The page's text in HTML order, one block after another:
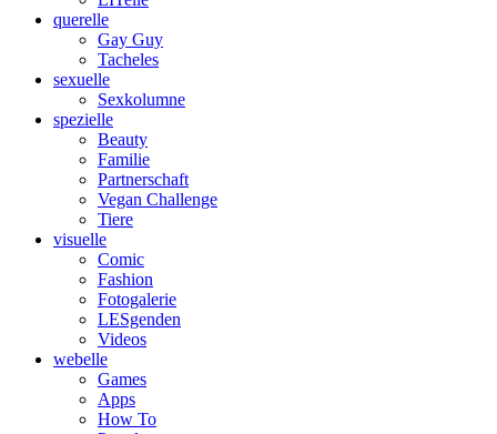
querelle
Gay Guy
Tacheles
sexuelle
Sexkolumne
spezielle
Beauty
Familie
Partnerschaft
Vegan Challenge
Tiere
visuelle
Comic
Fashion
Fotogalerie
LESgenden
Videos
webelle
Games
Apps
How To